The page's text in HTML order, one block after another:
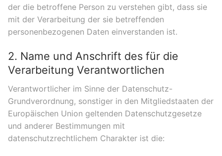
der die betroffene Person zu verstehen gibt, dass sie
mit der Verarbeitung der sie betreffenden
personenbezogenen Daten einverstanden ist.
2. Name und Anschrift des für die
Verarbeitung Verantwortlichen
Verantwortlicher im Sinne der Datenschutz-
Grundverordnung, sonstiger in den Mitgliedstaaten der
Europäischen Union geltenden Datenschutzgesetze
und anderer Bestimmungen mit
datenschutzrechtlichem Charakter ist die: